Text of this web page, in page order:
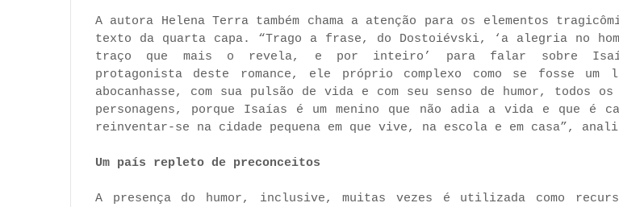
A autora Helena Terra também chama a atenção para os elementos
texto da quarta capa. “Trago a frase, do Dostoiévski, ‘a alegria no
traço que mais o revela, e por inteiro’ para falar sobre
protagonista deste romance, ele próprio complexo como se fosse um
abocanhasse, com sua pulsão de vida e com seu senso de humor, todos os
personagens, porque Isaías é um menino que não adia a vida e que é
reinventar-se na cidade pequena em que vive, na escola e em casa”,
Um país repleto de preconceitos
A presença do humor, inclusive, muitas vezes é utilizada como